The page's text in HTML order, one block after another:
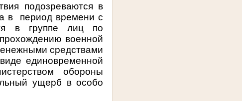
подозреваются в
в период времени с
в группе лиц по
военной
средствами
единовременной
обороны
ущерб в особо